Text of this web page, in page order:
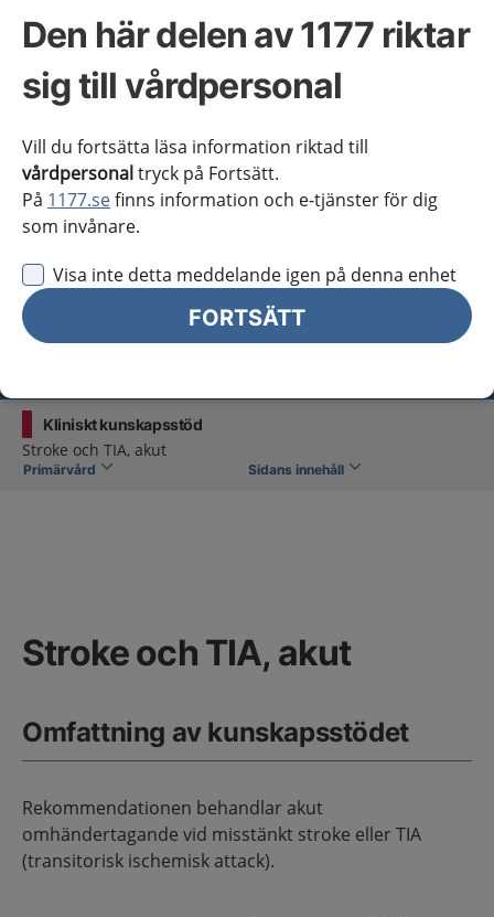
Den här delen av 1177 riktar
sig till vårdpersonal
Vill du fortsätta läsa information riktad till
vårdpersonaltryck på Fortsätt.
På 1177.sefinns information och e-tjänster för dig
som invånare.
Visa inte detta meddelande igen på denna enhet
FORTSÄTT
Örebro län
Östergötland
Jag vill inte se någon regional information
Obs! Detta val innebär att du inte ser regionalt innehåll
och viktig information som gäller just din region.
för vårdpersonal
Kliniskt kunskapsstöd
Stroke och TIA, akut
Primärvård Sidans innehåll
Stroke och TIA, akut
Omfattning av kunskapsstödet
Rekommendationen behandlar akut
omhändertagande vid misstänkt stroke eller TIA
(transitorisk ischemisk attack).